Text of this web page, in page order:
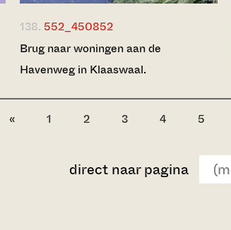
138. 552_450852
Brug naar woningen aan de
Havenweg in Klaaswaal.
« 1 2 3 4 5
direct naar pagina